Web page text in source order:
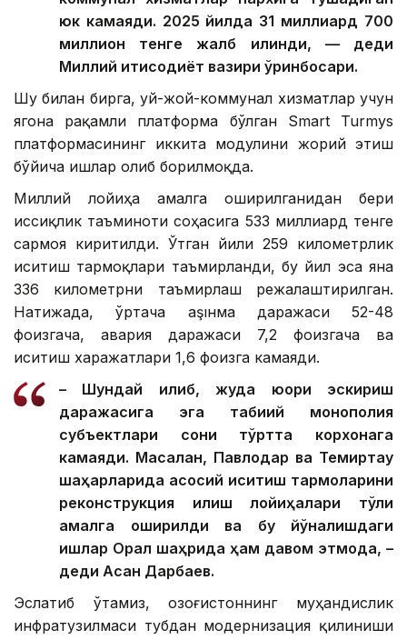
юк камаяди. 2025 йилда 31 миллиард 700
миллион тенге жалб қилинди, — деди
Миллий иқтисодиёт вазири ўринбосари.
Шу билан бирга, уй-жой-коммунал хизматлар учун
ягона рақамли платформа бўлган Smart Turmys
платформасининг иккита модулини жорий этиш
бўйича ишлар олиб борилмоқда.
Миллий лойиҳа амалга оширилганидан бери
иссиқлик таъминоти соҳасига 533 миллиард тенге
сармоя киритилди. Ўтган йили 259 километрлик
иситиш тармоқлари таъмирланди, бу йил эса яна
336 километрни таъмирлаш режалаштирилган.
Натижада, ўртача аşıнма даражаси 52-48
фоизгача, авария даражаси 7,2 фоизгача ва
иситиш харажатлари 1,6 фоизга камаяди.
– Шундай қилиб, жуда юқори эскириш
даражасига эга табиий монополия
субъектлари сони тўртта корхонага
камаяди. Масалан, Павлодар ва Темиртау
шаҳарларида асосий иситиш тармоқларини
реконструкция қилиш лойиҳалари тўлиқ
амалга оширилди ва бу йўналишдаги
ишлар Орал шаҳрида ҳам давом этмоқда, –
деди Асан Дарбаев.
Эслатиб ўтамиз, Қозоғистоннинг муҳандислик
инфратузилмаси тубдан модернизация қилиниши